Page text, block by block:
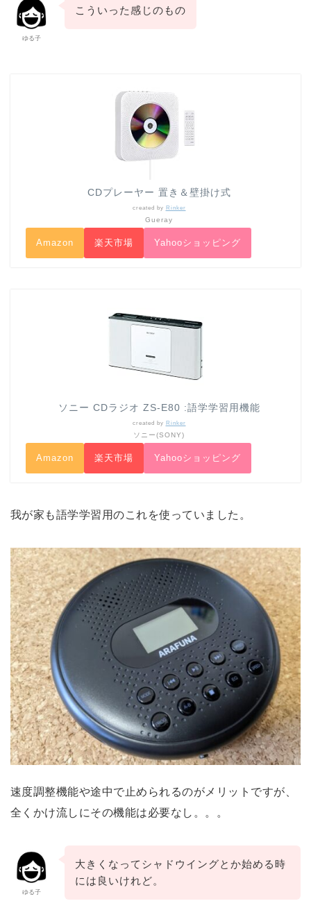
ゆる子
こういった感じのもの
CDプレーヤー 置き＆壁掛け式
created by Rinker
Gueray
Amazon 楽天市場 Yahooショッピング
ソニー CDラジオ ZS-E80 :語学学習用機能
created by Rinker
ソニー(SONY)
Amazon 楽天市場 Yahooショッピング
我が家も語学学習用のこれを使っていました。
速度調整機能や途中で止められるのがメリットですが、
全くかけ流しにその機能は必要なし。。。
ゆる子
大きくなってシャドウイングとか始める時
には良いけれど。